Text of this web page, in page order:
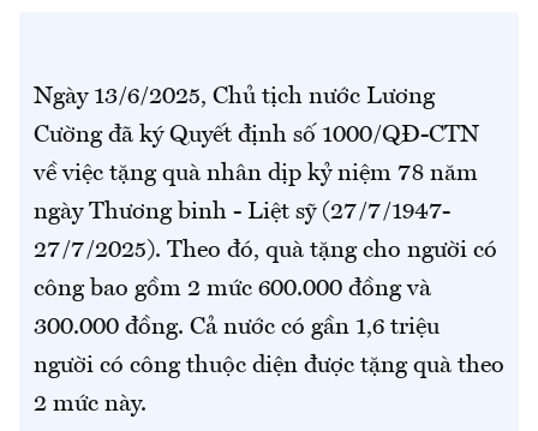
Ngày 13/6/2025, Chủ tịch nước Lương
Cường đã ký Quyết định số 1000/QĐ-CTN
về việc tặng quà nhân dịp kỷ niệm 78 năm
ngày Thương binh - Liệt sỹ (27/7/1947-
27/7/2025). Theo đó, quà tặng cho người có
công bao gồm 2 mức 600.000 đồng và
300.000 đồng. Cả nước có gần 1,6 triệu
người có công thuộc diện được tặng quà theo
2 mức này.